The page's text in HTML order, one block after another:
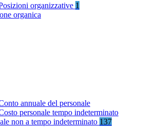
organizzative 1
organica
annuale del personale
personale tempo indeterminato
non a tempo indeterminato 137